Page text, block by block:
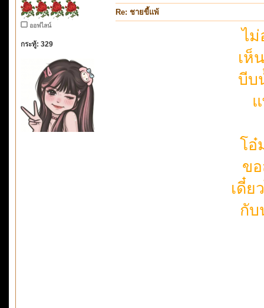
ออฟไลน์
กระทู้: 329
Re: ชายขี้แพ้
ไม่
เห็
บีบ
โอ๋
ข
เดี๋ย
กับ